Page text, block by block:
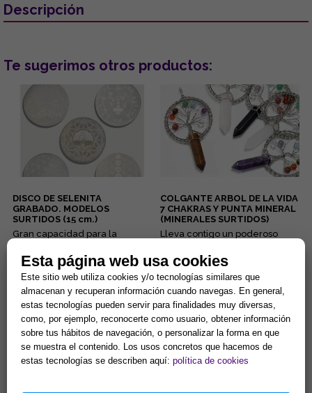
Descripción
Te sugerimos otros productos:
DISCO DE SELENITA
GRABADO. MODELOS
SURTIDOS (15 cm.)
Gran capacidad para la
energias negativas.
Propiedades purificantes y
protectoras....
7,90 €
Comprar
COLGANTE ARBOL DE LA VIDA
7 CHAKRAS Y PUNTA MINERAL
(MINERALES SURTIDOS)
Lleva contigo un poderoso
protección que combina la
fuerza de la naturaleza con el
poder ...
5,90 €
Comprar
Esta página web usa cookies
Este sitio web utiliza cookies y/o tecnologías similares que
almacenan y recuperan información cuando navegas. En general,
estas tecnologías pueden servir para finalidades muy diversas,
como, por ejemplo, reconocerte como usuario, obtener información
sobre tus hábitos de navegación, o personalizar la forma en que
se muestra el contenido. Los usos concretos que hacemos de
estas tecnologías se describen aquí: política de cookies